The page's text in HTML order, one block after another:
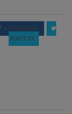
ХУВААЛЦАХ
ЖИРГЭХ